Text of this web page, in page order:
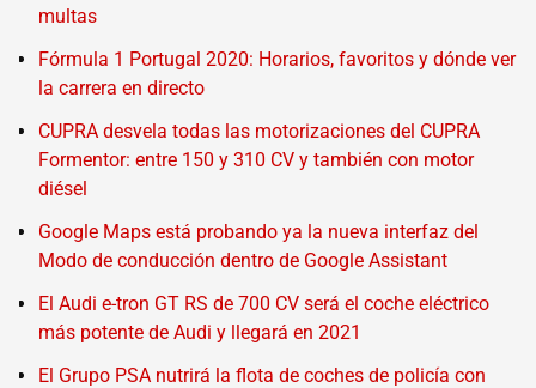
multas
Fórmula 1 Portugal 2020: Horarios, favoritos y dónde ver
la carrera en directo
CUPRA desvela todas las motorizaciones del CUPRA
Formentor: entre 150 y 310 CV y también con motor
diésel
Google Maps está probando ya la nueva interfaz del
Modo de conducción dentro de Google Assistant
El Audi e-tron GT RS de 700 CV será el coche eléctrico
más potente de Audi y llegará en 2021
El Grupo PSA nutrirá la flota de coches de policía con